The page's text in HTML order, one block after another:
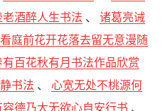
酒醉人生书法 、诸葛亮诫
庭前花开花落去留无意漫随
有百花秋有月书法作品欣赏
书法 、 心宽无处不桃源何
容德乃大无欲心自安行书 、